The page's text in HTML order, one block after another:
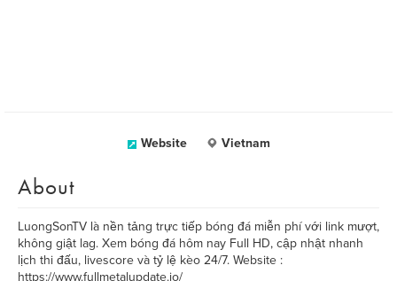
Website Vietnam
About
LuongSonTV là nền tảng trực tiếp bóng đá miễn phí với link mượt,
không giật lag. Xem bóng đá hôm nay Full HD, cập nhật nhanh
lịch thi đấu, livescore và tỷ lệ kèo 24/7. Website :
https://www.fullmetalupdate.io/